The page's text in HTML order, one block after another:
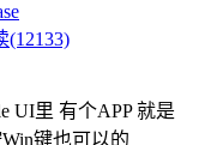
(12133)
UI里 有个APP 就是
键也可以的